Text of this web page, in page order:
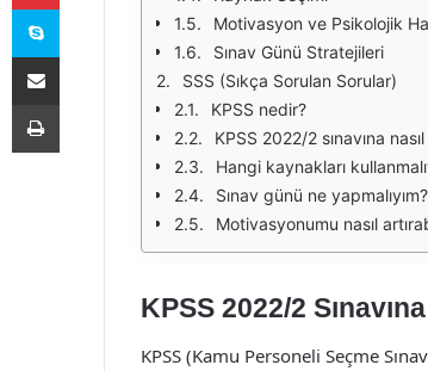
Motivasyon ve Psikolojik
Sınav Günü Stratejileri
SSS (Sıkça Sorulan Sorular)
KPSS nedir?
KPSS 2022/2 sınavına nasıl
Hangi kaynakları
Sınav günü ne yapmalıyım?
Motivasyonumu nasıl
KPSS 2022/2
KPSS (Kamu Personeli Seçme
Skype
E-Posta ile paylaş